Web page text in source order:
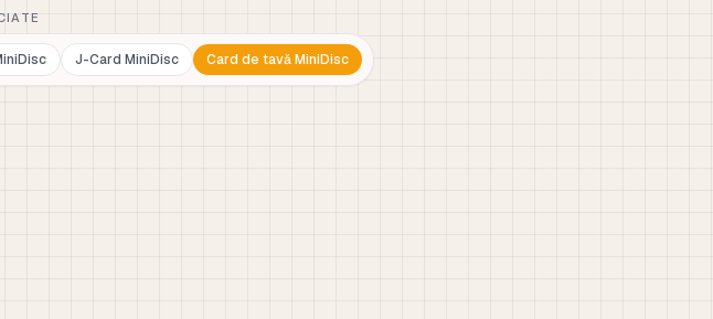
J-Card MiniDisc Card de tavă MiniDisc